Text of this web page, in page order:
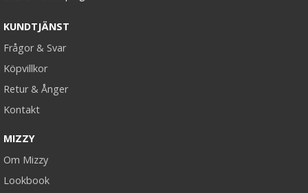
KUNDTJÄNST
Frågor & Svar
Köpvillkor
Retur & Ånger
Kontakt
MIZZY
Om Mizzy
Lookbook